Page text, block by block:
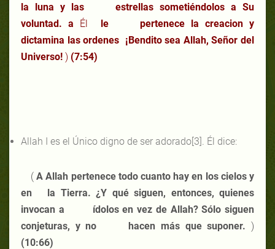
la luna y las estrellas sometiéndolos a Su
voluntad. a Él le pertenece la creacion y
dictamina las ordenes ¡Bendito sea Allah, Señor del
Universo! ) (7:54)
Allah I es el Único digno de ser adorado[3]. Él dice:
(A Allah pertenece todo cuanto hay en los cielos y
en la Tierra. ¿Y qué siguen, entonces, quienes
invocan a ídolos en vez de Allah? Sólo siguen
conjeturas, y no hacen más que suponer. )
(10:66)